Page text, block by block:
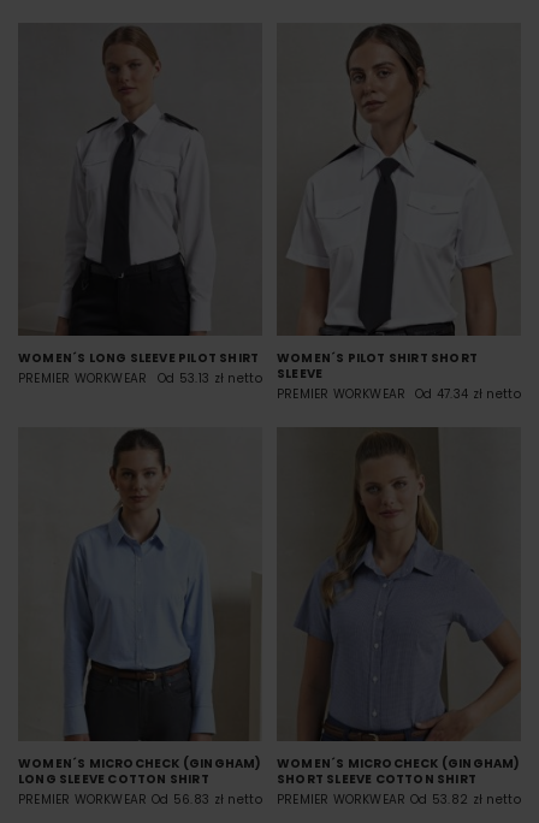
WOMEN´S LONG SLEEVE PILOT SHIRT
PREMIER WORKWEAR
Od 53.13 zł netto
WOMEN´S PILOT SHIRT SHORT
SLEEVE
PREMIER WORKWEAR Od 47.34 zł netto
WOMEN´S MICROCHECK (GINGHAM)
LONG SLEEVE COTTON SHIRT
PREMIER WORKWEAR Od 56.83 zł netto
WOMEN´S MICROCHECK (GINGHAM)
SHORT SLEEVE COTTON SHIRT
PREMIER WORKWEAR Od 53.82 zł netto